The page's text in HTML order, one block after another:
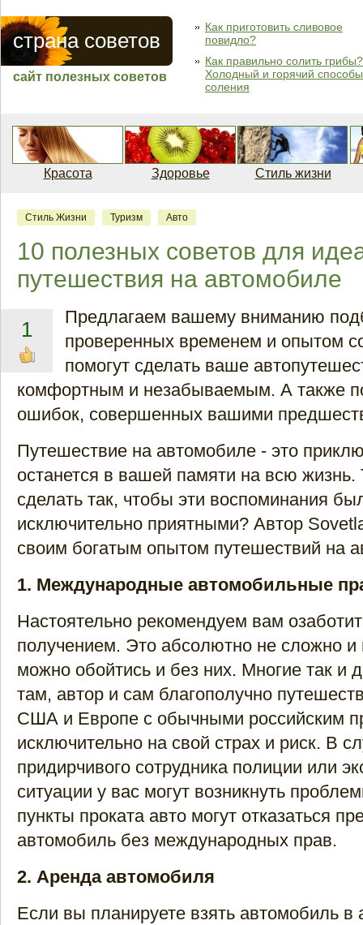
страна советов
сайт полезных советов
Как приготовить сливовое
повидло?
Как правильно солить грибы?
Холодный и горячий способы
соления
Красота Здоровье Стиль жизни
Стиль Жизни Туризм Авто
10 полезных советов для
путешествия на автомобиле
1
Предлагаем вашему вниманию
проверенных временем и опытом
помогут сделать ваше
комфортным и незабываемым. А также
ошибок, совершенных вашими
Путешествие на автомобиле - это
останется в вашей памяти на всю жизнь.
сделать так, чтобы эти воспоминания
исключительно приятными? Автор
своим богатым опытом путешествий на
1. Международные автомобильные
Настоятельно рекомендуем вам
получением. Это абсолютно не сложно и
можно обойтись и без них. Многие так и
там, автор и сам благополучно
США и Европе с обычными российским
исключительно на свой страх и риск. В
придирчивого сотрудника полиции или
ситуации у вас могут возникнуть
пункты проката авто могут отказаться
автомобиль без международных прав.
2. Аренда автомобиля
Если вы планируете взять автомобиль в